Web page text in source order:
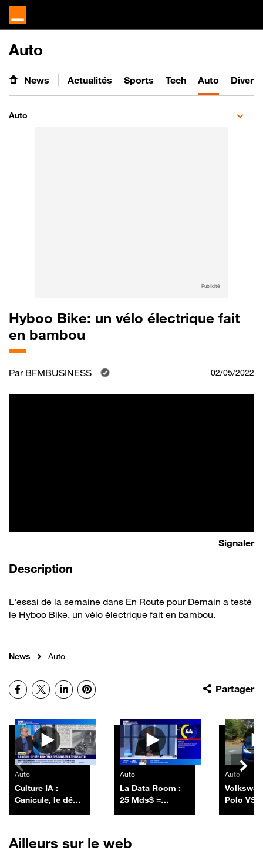
Auto
News Actualités Sports Tech Auto
Auto
Publicité
Hyboo Bike: un vélo électrique fait
en bambou
Par BFMBUSINESS 02/05/2022
Signaler
Description
L'essai de la semaine dans En Route pour Demain a testé
le Hyboo Bike, un vélo électrique fait en bambou.
News Auto
Partager
Facebook
X LinkedInPinterest
Autres vidéos
Auto
Culture IA :
Canicule, le défi
Morel - 10/07
Auto
La Data Room :
25 Mds$ =
obligataire en
Auto
Polo VS
Ailleurs sur le web